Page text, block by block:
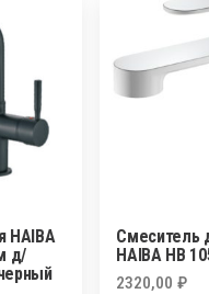
HAIBA
д/
Смеситель
HAIBA HB
2320,00₽